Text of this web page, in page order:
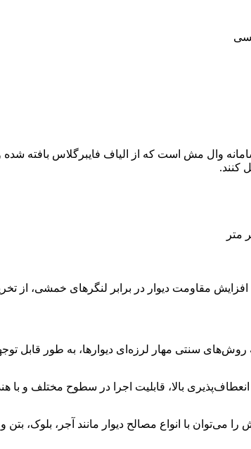
وال مش است که از الیاف فایبرگلاس بافته شده
کنند.
مقاومت دیوار در برابر لنگرهای خمشی، از
سنتی مهار لرزه‌ای دیوارها، به طور قابل
بالا، قابلیت اجرا در سطوح مختلف و با
می‌توان با انواع مصالح دیوار مانند آجر، بلوک، بتن